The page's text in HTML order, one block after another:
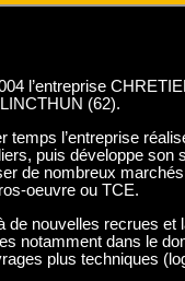
l’entreprise
(62).
temps l’entreprise
puis développe son
de nombreux
oeuvre ou TCE.
de nouvelles recrues et
notamment dans le
plus techniques